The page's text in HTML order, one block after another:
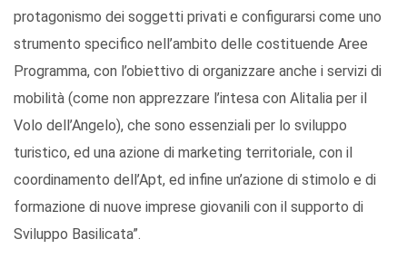
protagonismo dei soggetti privati e configurarsi come uno
strumento specifico nell’ambito delle costituende Aree
Programma, con l’obiettivo di organizzare anche i servizi di
mobilità (come non apprezzare l’intesa con Alitalia per il
Volo dell’Angelo), che sono essenziali per lo sviluppo
turistico, ed una azione di marketing territoriale, con il
coordinamento dell’Apt, ed infine un’azione di stimolo e di
formazione di nuove imprese giovanili con il supporto di
Sviluppo Basilicata”.